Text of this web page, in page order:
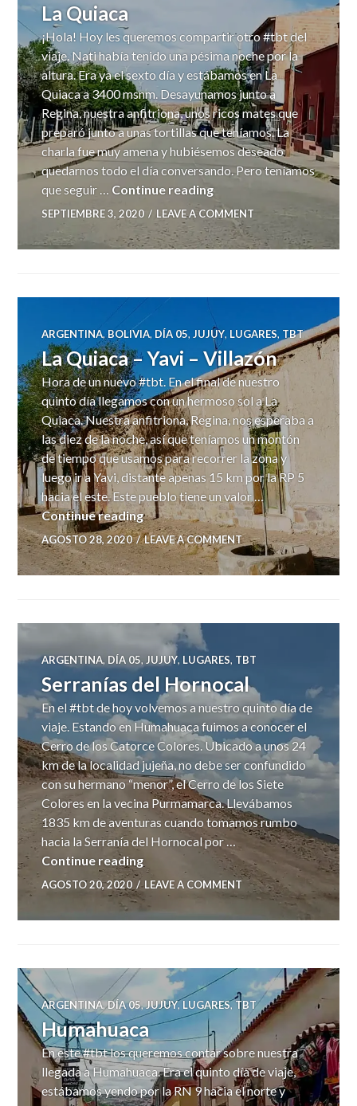
La Quiaca
¡Hola! Hoy les queremos compartir otro #tbt del
viaje. Nati había tenido una pésima noche por la
altura. Era ya el sexto día y estábamos en La
Quiaca a 3400 msnm. Desayunamos junto a
Regina, nuestra anfitriona, unos ricos mates que
preparó junto a unas tortillas que teníamos. La
charla fue muy amena y hubiésemos deseado
quedarnos todo el día conversando. Pero teníamos
que seguir …Continue readingLa Quiaca
SEPTIEMBRE 3, 2020 LEAVE A COMMENT
ARGENTINA,BOLIVIA, DÍA 05,JUJUY, LUGARES, TBT
La Quiaca – Yavi – Villazón
Hora de un nuevo #tbt. En el final de nuestro
quinto día llegamos con un hermoso sol a La
Quiaca. Nuestra anfitriona, Regina, nos esperaba a
las diez de la noche, así que teníamos un montón
de tiempo que usamos para recorrer la zona y
luego ir a Yavi, distante apenas 15 km por la RP 5
hacia el este. Este pueblo tiene un valor …
Continue readingLa Quiaca – Yavi – Villazón
AGOSTO 28, 2020 LEAVE A COMMENT
ARGENTINA,DÍA 05, JUJUY, LUGARES, TBT
Serranías del Hornocal
En el #tbt de hoy volvemos a nuestro quinto día de
viaje. Estando en Humahuaca fuimos a conocer el
Cerro de los Catorce Colores. Ubicado a unos 24
km de la localidad jujeña, no debe ser confundido
con su hermano “menor”, el Cerro de los Siete
Colores en la vecina Purmamarca. Llevábamos
1835 km de aventuras cuando tomamos rumbo
hacia la Serranía del Hornocal por …
Continue readingSerranías del Hornocal
AGOSTO 20, 2020 LEAVE A COMMENT
ARGENTINA,DÍA 05,JUJUY, LUGARES, TBT
Humahuaca
En este #tbt los queremos contar sobre nuestra
llegada a Humahuaca. Era el quinto día de viaje,
estábamos yendo por la RN 9 hacia el norte y